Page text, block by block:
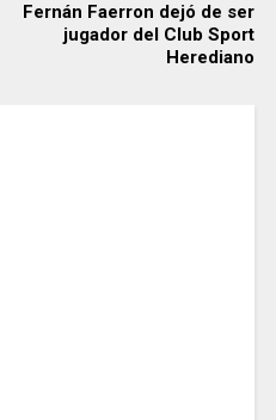
Fernán Faerron dejó de ser
jugador del Club Sport
Herediano